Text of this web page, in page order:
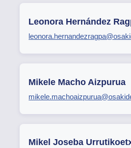
Leonora Hernández
Mikele Macho Aizpurua
Mikel Joseba